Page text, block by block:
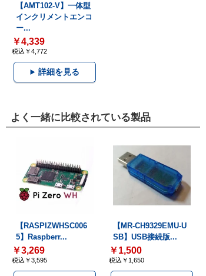
【AMT102-V】一体型
インクリメントエンコ
ー...
￥4,339
税込￥4,772
詳細を見る
よく一緒に比較されている製品
【RASPIZWHSC006
5】Raspberr...
￥3,269
税込￥3,595
【MR-CH9329EMU-U
SB】USB接続版...
￥1,500
税込￥1,650